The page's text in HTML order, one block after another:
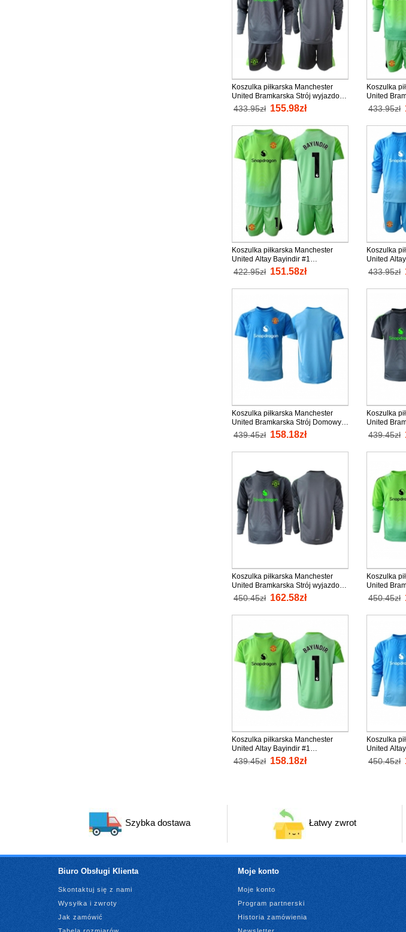
Koszulka piłkarska Manchester
United Bramkarska Strój wyjazdowy
dla dzieci 2025-26 tanio Długi
Rękaw (+ Krótkie spodenki)
433.95zł 155.98zł
Koszulka
United
dzieci
(+ Krótkie
433.95zł
Koszulka piłkarska Manchester
United Altay Bayindir #1
Bramkarska Strój Trzeci dla dzieci
2025-26 tanio Krótki Rękaw (+
422.95zł 151.58zł
Koszulka
United
dzieci
433.95zł
Koszulka piłkarska Manchester
United Bramkarska Strój Domowy
2025-26 tanio Krótki Rękaw
439.45zł 158.18zł
Koszulka
United
2025-26
439.45zł
Koszulka piłkarska Manchester
United Bramkarska Strój wyjazdowy
2025-26 tanio Długi Rękaw
450.45zł 162.58zł
Koszulka
United
2025-26
450.45zł
Koszulka piłkarska Manchester
United Altay Bayindir #1
Bramkarska Strój Trzeci 2025-26
tanio Krótki Rękaw
439.45zł 158.18zł
Koszulka
United
tanio Długi
450.45zł
Szybka dostawa Łatwy zwrot
Biuro Obsługi Klienta
Skontaktuj się z nami
Wysyłka i zwroty
Jak zamówić
Moje konto
Moje konto
Program partnerski
Historia zamówienia